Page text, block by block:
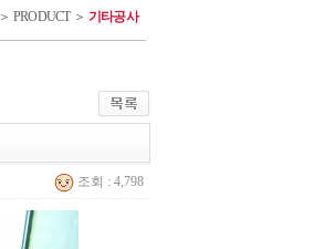
＞ PRODUCT ＞ 기타공사
조회 : 4,798